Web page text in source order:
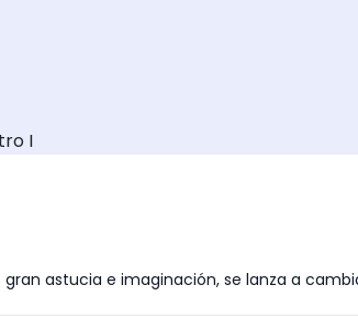
I
astucia e imaginación, se lanza a